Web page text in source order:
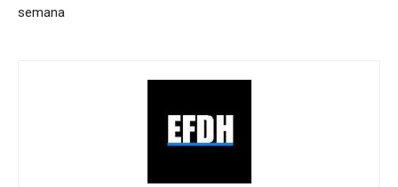
semana